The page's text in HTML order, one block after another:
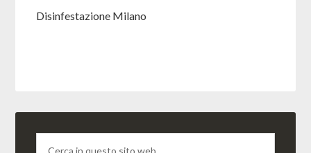
Disinfestazione Milano